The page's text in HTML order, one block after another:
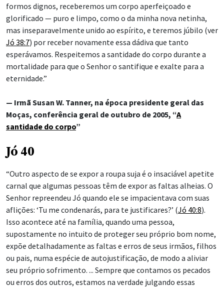
formos dignos, receberemos um corpo aperfeiçoado e
glorificado — puro e limpo, como o da minha nova netinha,
mas inseparavelmente unido ao espírito, e teremos júbilo (ver
Jó 38:7) por receber novamente essa dádiva que tanto
esperávamos. Respeitemos a santidade do corpo durante a
mortalidade para que o Senhor o santifique e exalte para a
eternidade.”
— Irmã Susan W. Tanner, na época presidente geral das
Moças, conferência geral de outubro de 2005, “A
santidade do corpo”
Jó 40
“Outro aspecto de se expor a roupa suja é o insaciável apetite
carnal que algumas pessoas têm de expor as faltas alheias. O
Senhor repreendeu Jó quando ele se impacientava com suas
aflições: ‘Tu me condenarás, para te justificares?’ (Jó 40:8).
Isso acontece até na família, quando uma pessoa,
supostamente no intuito de proteger seu próprio bom nome,
expõe detalhadamente as faltas e erros de seus irmãos, filhos
ou pais, numa espécie de autojustificação, de modo a aliviar
seu próprio sofrimento. ... Sempre que contamos os pecados
ou erros dos outros, estamos na verdade julgando essas